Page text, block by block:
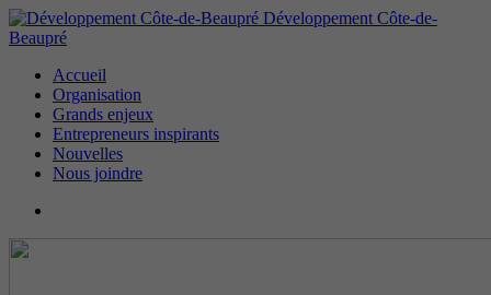
Développement Côte-de-
Beaupré
Accueil
Organisation
Grands enjeux
Entrepreneurs inspirants
Nouvelles
Nous joindre